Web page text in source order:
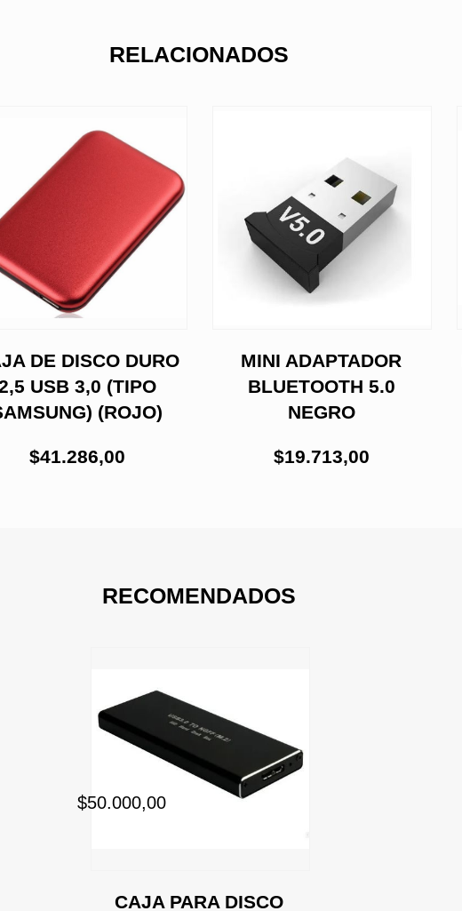
RELACIONADOS
DE DISCO DURO
USB 3,0 (TIPO
(ROJO)
$41.286,00
MINI ADAPTADOR
BLUETOOTH 5.0
NEGRO
$19.713,00
RECOMENDADOS
CAJA PARA DISCO
$50.000,00